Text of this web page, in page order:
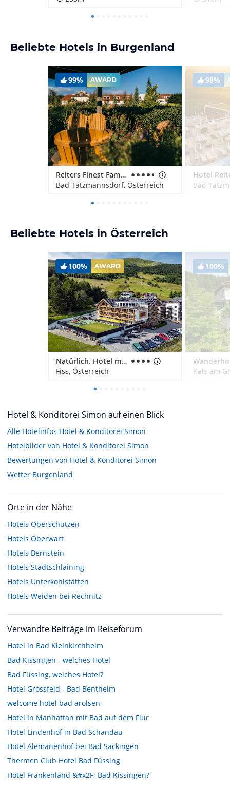
Beliebte Hotels in Burgenland
99% AWARD
Reiters Finest Family Hotel
Bad Tatzmannsdorf, Österreich
98%
Bad
Beliebte Hotels in Österreich
100% AWARD
Natürlich. Hotel mit Charakter
Fiss, Österreich
100%
Kals am
Hotel & Konditorei Simon auf einen Blick
Alle Hotelinfos Hotel & Konditorei Simon
Hotelbilder von Hotel & Konditorei Simon
Bewertungen von Hotel & Konditorei Simon
Wetter Burgenland
Orte in der Nähe
Hotels Oberschützen
Hotels Oberwart
Hotels Bernstein
Hotels Stadtschlaining
Hotels Unterkohlstätten
Hotels Weiden bei Rechnitz
Verwandte Beiträge im Reiseforum
Hotel in Bad Kleinkirchheim
Bad Kissingen - welches Hotel
Bad Füssing, welches Hotel?
Hotel Grossfeld - Bad Bentheim
welcome hotel bad arolsen
Hotel in Manhattan mit Bad auf dem Flur
Hotel Lindenhof in Bad Schandau
Hotel Alemanenhof bei Bad Säckingen
Thermen Club Hotel Bad Füssing
Hotel Frankenland &#x2F; Bad Kissingen?